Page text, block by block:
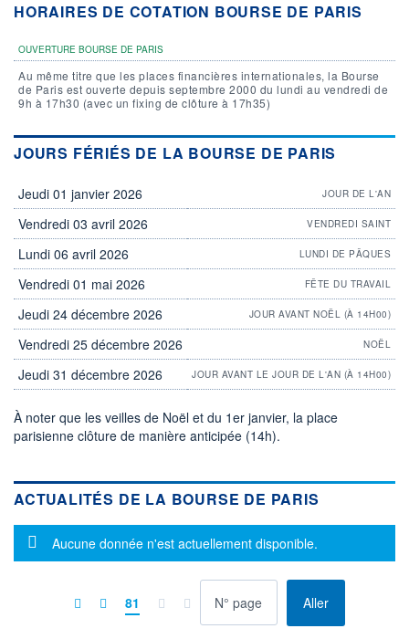
HORAIRES DE COTATION BOURSE DE PARIS
OUVERTURE BOURSE DE PARIS
Au même titre que les places financières internationales, la Bourse
de Paris est ouverte depuis septembre 2000 du lundi au vendredi de
9h à 17h30 (avec un fixing de clôture à 17h35)
JOURS FÉRIÉS DE LA BOURSE DE PARIS
Jeudi 01 janvier 2026 JOUR DE L'AN
Vendredi 03 avril 2026 VENDREDI SAINT
Lundi 06 avril 2026 LUNDI DE PÂQUES
Vendredi 01 mai 2026 FÊTE DU TRAVAIL
Jeudi 24 décembre 2026 JOUR AVANT NOËL (À 14H00)
Vendredi 25 décembre 2026 NOËL
Jeudi 31 décembre 2026 JOUR AVANT LE JOUR DE L'AN (À 14H00)
À noter que les veilles de Noël et du 1er janvier, la place
parisienne clôture de manière anticipée (14h).
ACTUALITÉS DE LA BOURSE DE PARIS
Message d'information
Aucune donnée n'est actuellement disponible.
81 Allerà la page